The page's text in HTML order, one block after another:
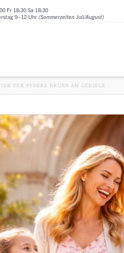
Fr 18:30 Sa 18:30
9–12 Uhr (Sommerzeiten Juli/August)
DER PFARRE BRUNN AM GEBIRGE